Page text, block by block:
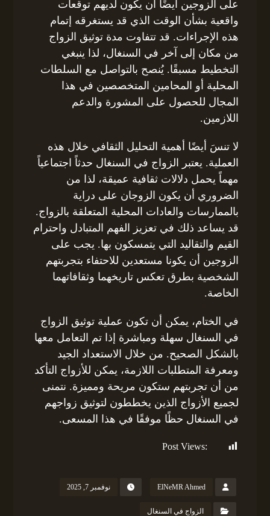
على الزوجين أيضًا أن يكون لديهم توقعات
واقعية بشأن الوقت الذي قد يستغرقه إتمام
هذه الإجراءات. قد تتفاوت مدة توثيق الزواج
من مكان إلى آخر في السنغال، لذا ينبغي
التخطيط مسبقًا. يُنصح بالتواصل مع السلطات
المحلية أو المحامين المتخصصين في هذا
المجال للحصول على المشورة والدعم
اللازمين.
لا تنسَ أيضًا أهمية التحليل الثقافي خلال هذه
العملية. يعتبر الزواج في السنغال حدثاً اجتماعياً
مهماً يحمل دلالات ثقافية عميقة، لذا من
الضروري أن يكون الزوجان على دراية
بالممارسات والعادات المحلية المتعلقة بالزواج.
قد يساعد ذلك في تعزيز الفهم المتبادل واحترام
القيم والتقاليد التي يتمسكون بها. يجب على
الزوجين أن يكونا مستعدين للاحتفاء بتجربتهم
الشخصية بطرق تعكس تاريخهما وثقافاتهما
الخاصة.
في الختام، يمكن أن تكون عملية توثيق الزواج
في السنغال سهلة ومباشرة إذا تم التعامل معها
بالشكل الصحيح. من خلال الاستعداد الجيد
ومعرفة المتطلبات اللازمة، يمكن للأزواج التأكد
من أن تجربتهم ستكون مريحة ومميزة. نتمنى
لجميع الأزواج الذين يخططون لتوثيق زواجهم
في السنغال حظًا موفقًا في هذا المسعى.
Post Views:
ElNeMR Ahmed نوفمبر 7, 2025
الزواج في السنغال